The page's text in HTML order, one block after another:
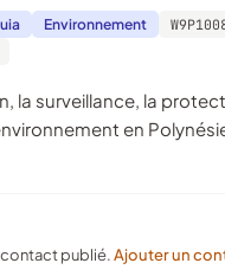
Environnement
en
contact publié.Ajouter un